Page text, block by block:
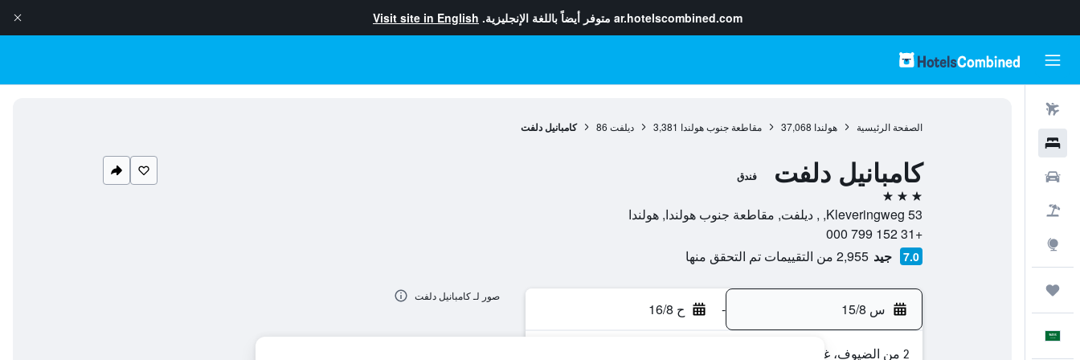
ar.hotelscombined.com متوفر أيضاً باللغة الإنجليزية. Visit site in English
الصفحة الرئيسية هولندا 37,068 مقاطعة جنوب هولندا 3,381 ديلفت 86 كامبانيل دلفت
كامبانيل دلفت فندق
3 نجوم
Kleveringweg 53, , ديلفت, مقاطعة جنوب هولندا, هولندا
+31 152 799 000
7.0 جيد 2,955 من التقييمات تم التحقق منها
س 15/8 - ح 16/8
2 من الضيوف، غرفة واحدة
صور لـ كامبانيل دلفت